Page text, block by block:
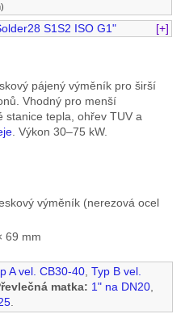
S1S2 ISO G1"
[+]
pájený výměník pro širší
Vhodný pro menší
stanice tepla, ohřev TUV a
. Výkon 30–75 kW.
výměník (nerezová ocel
69 mm
A vel. CB30-40, Typ B vel.
matka: 1" na DN20,
.